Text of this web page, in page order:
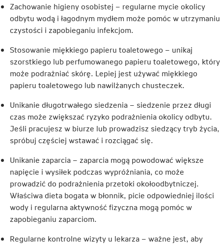
Zachowanie higieny osobistej – regularne mycie okolicy
odbytu wodą i łagodnym mydłem może pomóc w utrzymaniu
czystości i zapobieganiu infekcjom.
Stosowanie miękkiego papieru toaletowego – unikaj
szorstkiego lub perfumowanego papieru toaletowego, który
może podrażniać skórę. Lepiej jest używać miękkiego
papieru toaletowego lub nawilżanych chusteczek.
Unikanie długotrwałego siedzenia – siedzenie przez długi
czas może zwiększać ryzyko podrażnienia okolicy odbytu.
Jeśli pracujesz w biurze lub prowadzisz siedzący tryb życia,
spróbuj częściej wstawać i rozciągać się.
Unikanie zaparcia – zaparcia mogą powodować większe
napięcie i wysiłek podczas wypróżniania, co może
prowadzić do podrażnienia przetoki okołoodbytniczej.
Właściwa dieta bogata w błonnik, picie odpowiedniej ilości
wody i regularna aktywność fizyczna mogą pomóc w
zapobieganiu zaparciom.
Regularne kontrolne wizyty u lekarza – ważne jest, aby